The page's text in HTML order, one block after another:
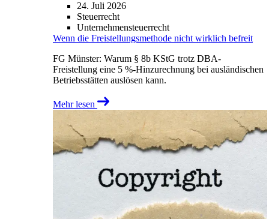
24. Juli 2026
Steuerrecht
Unternehmensteuerrecht
Wenn die Freistellungsmethode nicht wirklich befreit
FG Münster: Warum § 8b KStG trotz DBA-
Freistellung eine 5 %-Hinzurechnung bei ausländischen
Betriebsstätten auslösen kann.
Mehr lesen